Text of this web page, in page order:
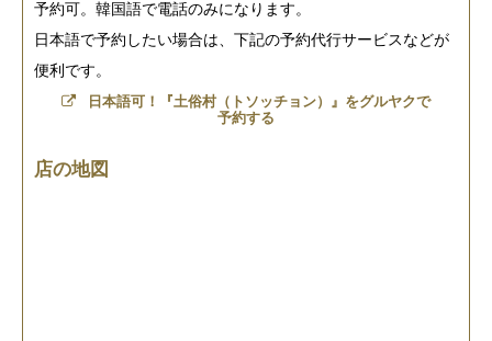
予約可。韓国語で電話のみになります。
日本語で予約したい場合は、下記の予約代行サービスなどが
便利です。
日本語可！『土俗村（トソッチョン）』をグルヤクで
予約する
店の地図